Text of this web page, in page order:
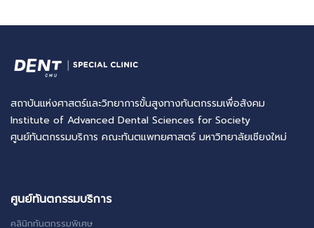
สถาบันแห่งศาสตร์และวิทยาการขั้นสูงทางทันตกรรมเพื่อสังคม
Institute of Advanced Dental Sciences for Society
ศูนย์ทันตกรรมบริการ คณะทันตแพทยศาสตร์ มหาวิทยาลัยเชียงใหม่
ศูนย์ทันตกรรมบริการ
คลินิกทันตกรรมพิเศษ